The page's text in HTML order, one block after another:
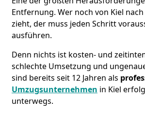
Entfernung. Wer noch von Kiel
zieht, der muss jeden Schritt
ausführen.
Denn nichts ist kosten- und
schlechte Umsetzung und
sind bereits seit 12 Jahren als
Umzugsunternehmen in Kiel
unterwegs.